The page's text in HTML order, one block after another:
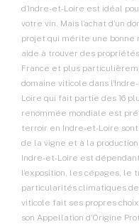
d’Indre-et-Loire est idéal
votre vin. Mais l’achat d’un
projet qui mérite une
aide à trouver des
France et plus
domaine viticole dans
Loire qui fait partie des 16
renommée mondiale est
terroir en Indre-et-Loire
de la vigne et à la
Indre-et-Loire est
l’exposition, les cépages,
particularités climatiques
viticole fait ses propres
son Appellation d’Origine